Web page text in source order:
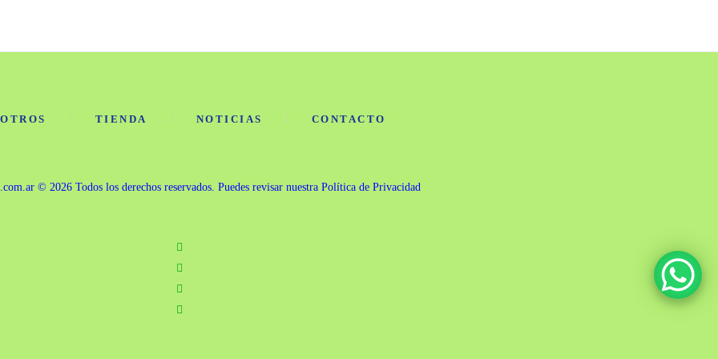
TIENDA NOTICIAS CONTACTO
© 2026 Todos los derechos reservados. Puedes revisar nuestra Política de Privacidad